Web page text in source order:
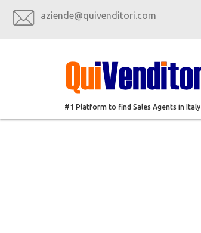
aziende@quivenditori.com
#1 Platform to find Sales Agents in Italy